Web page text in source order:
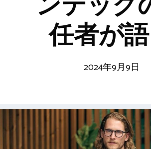
任者が
2024年9月9日